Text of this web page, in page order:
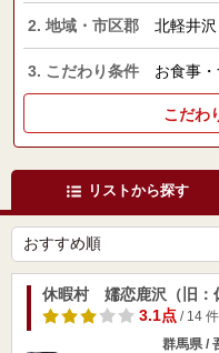
2. 地域・市区郡 北軽井
3. こだわり条件 お食事
こだわ
リストから探す
休暇村 嬬恋鹿沢（旧：
3.1点/ 14 件
群馬県 /